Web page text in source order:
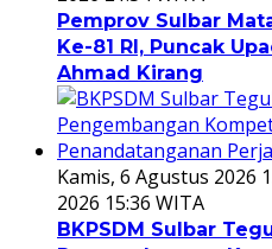
Pemprov Sulbar
Ke-81 RI, Puncak
Ahmad Kirang
Kamis, 6 Agustus 2026
2026 15:36 WITA
BKPSDM Sulbar